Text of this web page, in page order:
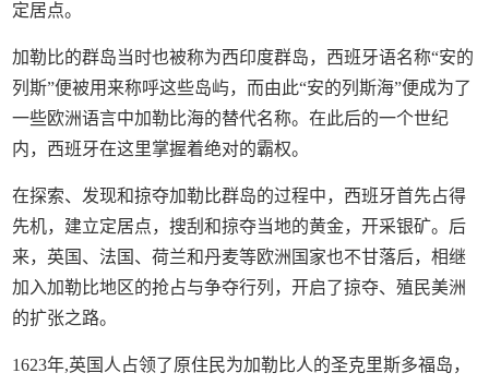
定居点。
加勒比的群岛当时也被称为西印度群岛，西班牙语名称“安的
列斯”便被用来称呼这些岛屿，而由此“安的列斯海”便成为了
一些欧洲语言中加勒比海的替代名称。在此后的一个世纪
内，西班牙在这里掌握着绝对的霸权。
在探索、发现和掠夺加勒比群岛的过程中，西班牙首先占得
先机，建立定居点，搜刮和掠夺当地的黄金，开采银矿。后
来，英国、法国、荷兰和丹麦等欧洲国家也不甘落后，相继
加入加勒比地区的抢占与争夺行列，开启了掠夺、殖民美洲
的扩张之路。
1623年,英国人占领了原住民为加勒比人的圣克里斯多福岛，